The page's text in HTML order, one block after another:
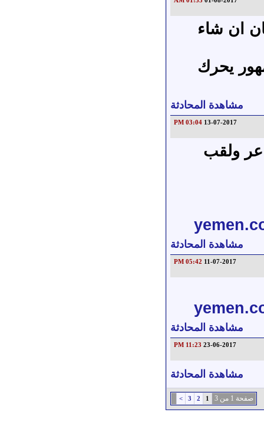
ان شاء
يحرك
مشاهدة المحادثة
13-07-2017
03:04 PM
ولقب
مشاهدة المحادثة
11-07-2017
05:42 PM
مشاهدة المحادثة
23-06-2017
11:23 PM
مشاهدة المحادثة
صفحة 1 من 3 1
2
3
>